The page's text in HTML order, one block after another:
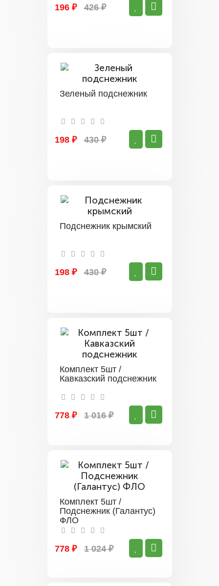
196 ₽ 426 ₽
Зеленый подснежник
198 ₽ 430 ₽
Подснежник крымский
198 ₽ 430 ₽
Комплект 5шт /
Кавказский подснежник
778 ₽ 1 016 ₽
Комплект 5шт /
Подснежник (Галантус)
ФЛО
778 ₽ 1 024 ₽